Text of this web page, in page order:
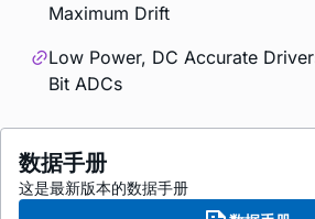
Maximum Drift
Low Power, DC Accurate
Bit ADCs
数据手册
这是最新版本的数据手册